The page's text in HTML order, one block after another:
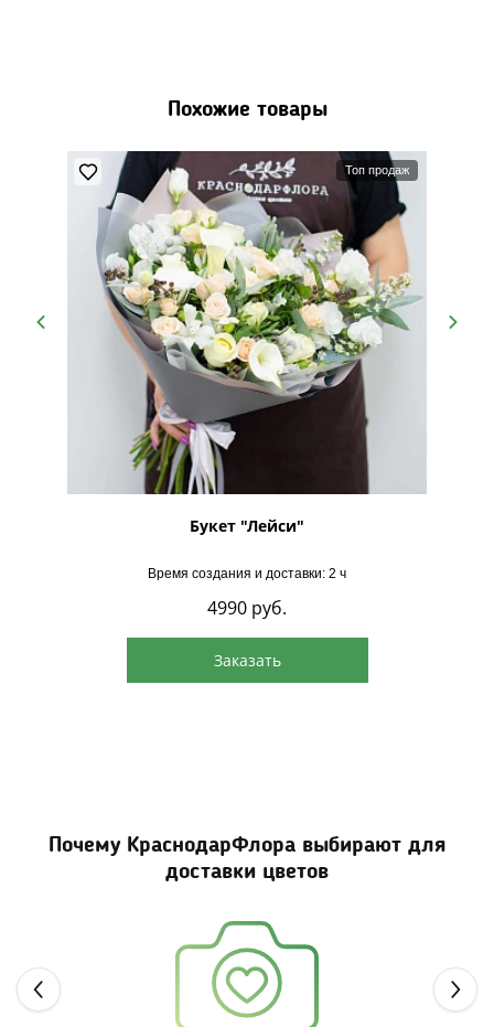
Похожие товары
Топ продаж
Букет "Лейси"
Время создания и доставки: 2 ч
4990 руб.
Заказать
Почему КраснодарФлора выбирают для
доставки цветов